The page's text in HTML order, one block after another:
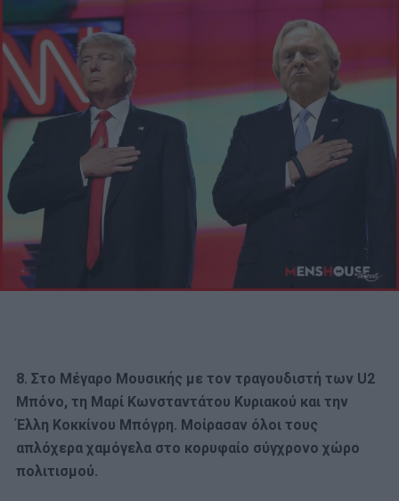
8. Στο Μέγαρο Μουσικής με τον τραγουδιστή των U2
Μπόνο, τη Μαρί Κωνσταντάτου Κυριακού και την
Έλλη Κοκκίνου Μπόγρη. Μοίρασαν όλοι τους
απλόχερα χαμόγελα στο κορυφαίο σύγχρονο χώρο
πολιτισμού.